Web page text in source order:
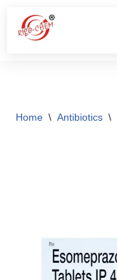
Skip
Home \ Antibiotics \